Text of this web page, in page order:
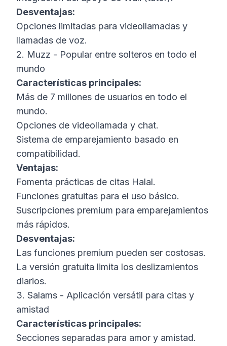
Desventajas:
Opciones limitadas para videollamadas y
llamadas de voz.
2. Muzz - Popular entre solteros en todo el
mundo
Características principales:
Más de 7 millones de usuarios en todo el
mundo.
Opciones de videollamada y chat.
Sistema de emparejamiento basado en
compatibilidad.
Ventajas:
Fomenta prácticas de citas Halal.
Funciones gratuitas para el uso básico.
Suscripciones premium para emparejamientos
más rápidos.
Desventajas:
Las funciones premium pueden ser costosas.
La versión gratuita limita los deslizamientos
diarios.
3. Salams - Aplicación versátil para citas y
amistad
Características principales:
Secciones separadas para amor y amistad.